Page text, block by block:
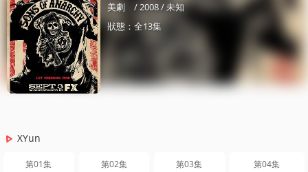
美劇
/ 2008 / 未知
狀態：全13集
XYun
第01集 第02集 第03集 第04集